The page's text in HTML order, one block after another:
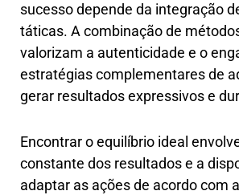
sucesso depende da integração
táticas. A combinação de
valorizam a autenticidade e o
estratégias complementares de
gerar resultados expressivos e
Encontrar o equilíbrio ideal
constante dos resultados e a
adaptar as ações de acordo com